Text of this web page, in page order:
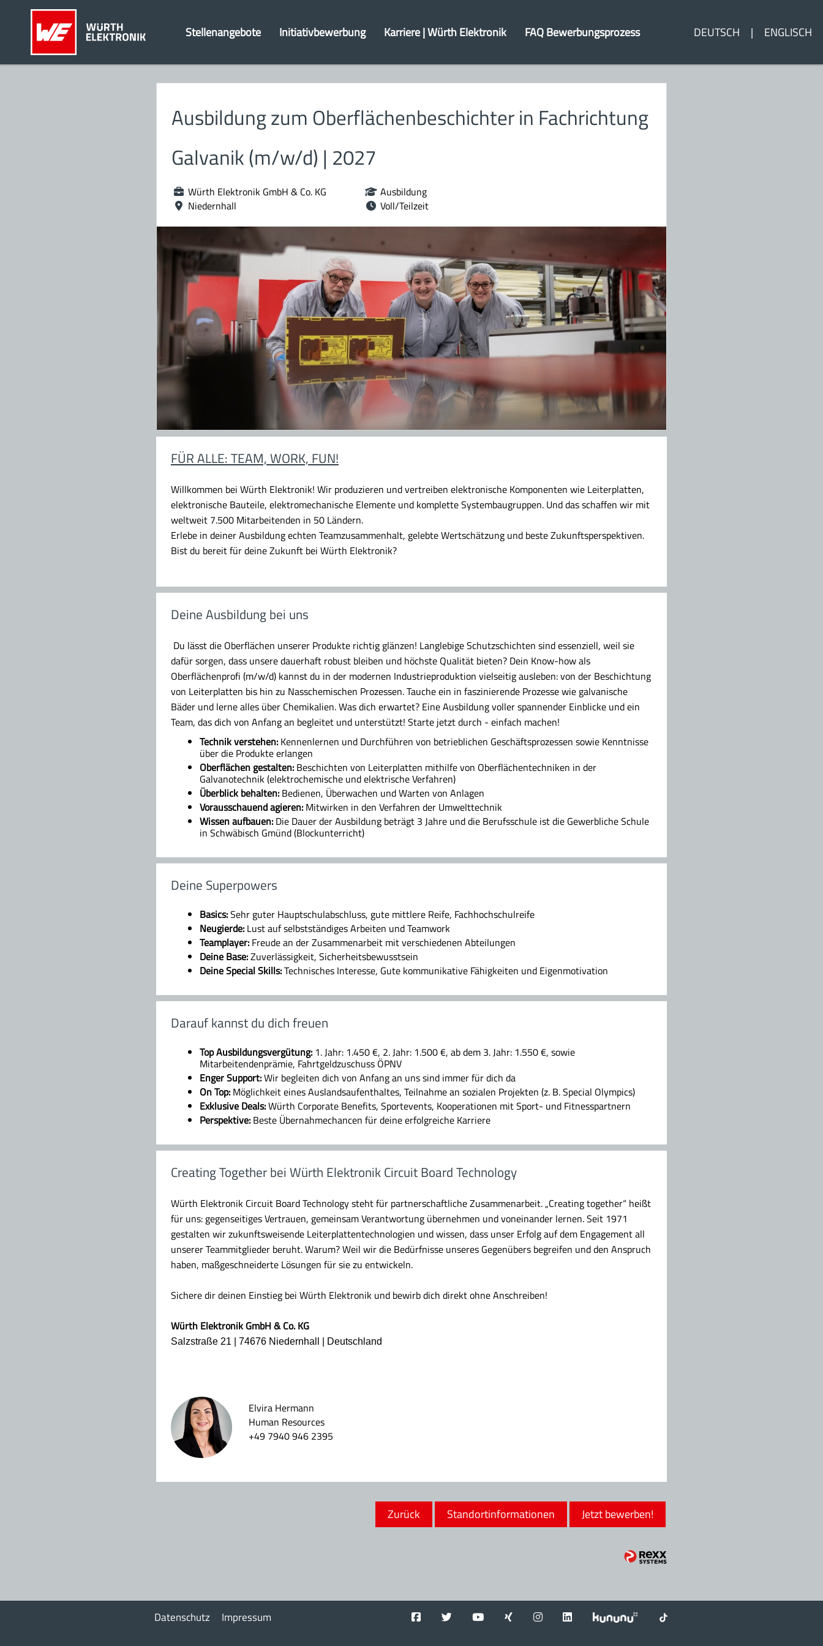
DEUTSCH ENGLISCH
Stellenangebote Initiativbewerbung Karriere | Würth Elektronik FAQ Bewerbungsprozess
Ausbildung zum Oberflächenbeschichter in Fachrichtung
Galvanik (m/w/d) | 2027
Würth Elektronik GmbH & Co. KG
Niedernhall
Ausbildung
Voll/Teilzeit
FÜR ALLE: TEAM, WORK, FUN!
Willkommen bei Würth Elektronik! Wir produzieren und vertreiben elektronische Komponenten wie Leiterplatten,
elektronische Bauteile, elektromechanische Elemente und komplette Systembaugruppen. Und das schaffen wir mit
weltweit 7.500 Mitarbeitenden in 50 Ländern.
Erlebe in deiner Ausbildung echten Teamzusammenhalt, gelebte Wertschätzung und beste Zukunftsperspektiven.
Bist du bereit für deine Zukunft bei Würth Elektronik?
Deine Ausbildung bei uns
Du lässt die Oberflächen unserer Produkte richtig glänzen! Langlebige Schutzschichten sind essenziell, weil sie
dafür sorgen, dass unsere dauerhaft robust bleiben und höchste Qualität bieten? Dein Know-how als
Oberflächenprofi (m/w/d) kannst du in der modernen Industrieproduktion vielseitig ausleben: von der Beschichtung
von Leiterplatten bis hin zu Nasschemischen Prozessen. Tauche ein in faszinierende Prozesse wie galvanische
Bäder und lerne alles über Chemikalien. Was dich erwartet? Eine Ausbildung voller spannender Einblicke und ein
Team, das dich von Anfang an begleitet und unterstützt! Starte jetzt durch - einfach machen!
Technik verstehen: Kennenlernen und Durchführen von betrieblichen Geschäftsprozessen sowie Kenntnisse
über die Produkte erlangen
Oberflächen gestalten: Beschichten von Leiterplatten mithilfe von Oberflächentechniken in der
Galvanotechnik (elektrochemische und elektrische Verfahren)
Überblick behalten: Bedienen, Überwachen und Warten von Anlagen
Vorausschauend agieren: Mitwirken in den Verfahren der Umwelttechnik
Wissen aufbauen: Die Dauer der Ausbildung beträgt 3 Jahre und die Berufsschule ist die Gewerbliche Schule
in Schwäbisch Gmünd (Blockunterricht)
Deine Superpowers
Basics:Sehr guter Hauptschulabschluss, gute mittlere Reife, Fachhochschulreife
Neugierde: Lust auf selbstständiges Arbeiten und Teamwork
Teamplayer: Freude an der Zusammenarbeit mit verschiedenen Abteilungen
Deine Base:Zuverlässigkeit, Sicherheitsbewusstsein
Deine Special Skills:Technisches Interesse, Gute kommunikative Fähigkeiten und Eigenmotivation
Darauf kannst du dich freuen
Top Ausbildungsvergütung: 1. Jahr: 1.450 €, 2. Jahr: 1.500 €, ab dem 3. Jahr: 1.550 €, sowie
Mitarbeitendenprämie, Fahrtgeldzuschuss ÖPNV
Enger Support:Wir begleiten dich von Anfang an uns sind immer für dich da
On Top: Möglichkeit eines Auslandsaufenthaltes, Teilnahme an sozialen Projekten (z. B. Special Olympics)
Exklusive Deals:Würth Corporate Benefits, Sportevents, Kooperationen mit Sport- und Fitnesspartnern
Perspektive: Beste Übernahmechancen für deine erfolgreiche Karriere
Creating Together bei Würth Elektronik Circuit Board Technology
Würth Elektronik Circuit Board Technology steht für partnerschaftliche Zusammenarbeit. „Creating together“ heißt
für uns: gegenseitiges Vertrauen, gemeinsam Verantwortung übernehmen und voneinander lernen. Seit 1971
gestalten wir zukunftsweisende Leiterplattentechnologien und wissen, dass unser Erfolg auf dem Engagement all
unserer Teammitglieder beruht. Warum? Weil wir die Bedürfnisse unseres Gegenübers begreifen und den Anspruch
haben, maßgeschneiderte Lösungen für sie zu entwickeln.
Sichere dir deinen Einstieg bei Würth Elektronik und bewirb dich direkt ohne Anschreiben!
Würth Elektronik GmbH & Co. KG
Salzstraße 21 | 74676 Niedernhall | Deutschland
Elvira Hermann
Human Resources
+49 7940 946 2395
Standortinformationen
Zurück Jetzt bewerben!
Datenschutz Impressum